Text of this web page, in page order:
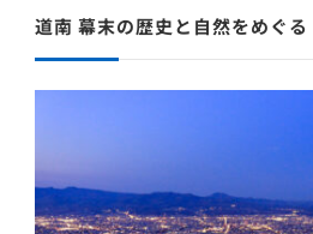
道南 幕末の歴史と自然をめぐる